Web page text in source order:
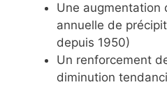
Une augmentation
annuelle de
depuis 1950)
Un renforcement
diminution